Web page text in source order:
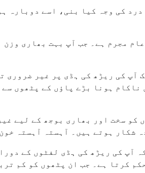
درد کی وجہ کیا بنی، اسے دوبارہ
مجرم ہے۔ جب آپ بہت بھاری
آپ کی ریڑھ کی ہڈی پر غیر
ناکام ہونا بڑے پاؤں کے پٹھوں
کو سخت اور بھاری بوجھ کے لیے
شکار ہوتے ہیں۔ آہستہ آہستہ
آپ کی ریڑھ کی ہڈی لفٹوں کے
کرتا ہے۔ جب ان پٹھوں کو کم